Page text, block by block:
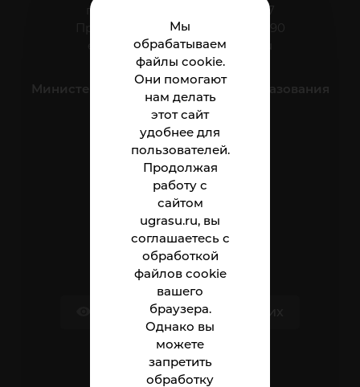
Мы
обрабатываем
файлы cookie.
Они помогают
нам делать
этот сайт
удобнее для
пользователей.
Продолжая
работу с
сайтом
ugrasu.ru, вы
соглашаетесь с
обработкой
файлов cookie
вашего
браузера.
Однако вы
можете
запретить
обработку
г. Нижневартовск, ул. Мира, 37
Приёмная: тел.: +7 (3466) 41-44-90
e-mail:
nnt.direktor@ugrasu.ru
Министерство науки и высшего образования
Российской Федерации
Институт
Абитуриенту
Студенту
Сотруднику
Версия для слабовидящих
Обращения граждан